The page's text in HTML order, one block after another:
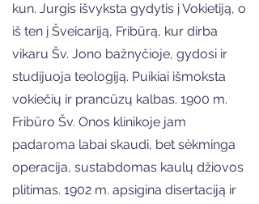
kun. Jurgis išvyksta gydytis į Vokietiją, o
iš ten į Šveicariją, Fribūrą, kur dirba
vikaru Šv. Jono bažnyčioje, gydosi ir
studijuoja teologiją. Puikiai išmoksta
vokiečių ir prancūzų kalbas. 1900 m.
Fribūro Šv. Onos klinikoje jam
padaroma labai skaudi, bet sėkminga
operacija, sustabdomas kaulų džiovos
plitimas. 1902 m. apsigina disertaciją ir